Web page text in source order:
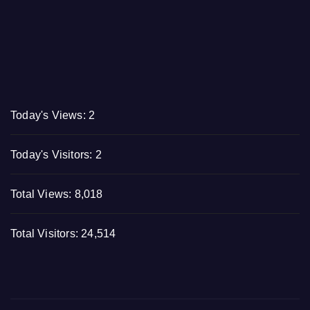
Today's Views: 2
Today's Visitors: 2
Total Views: 8,018
Total Visitors: 24,514